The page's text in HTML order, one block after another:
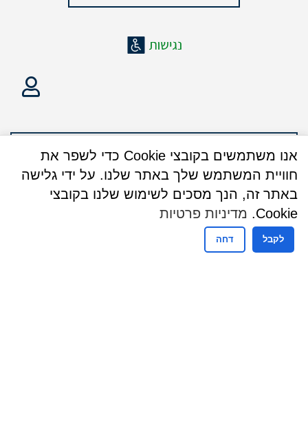
אנו משתמשים בקובצי Cookie כדי לשפר את
חוויית המשתמש שלך באתר שלנו. על ידי גלישה
באתר זה, הנך מסכים לשימוש שלנו בקובצי
Cookie.
מדיניות פרטיות
לקבל דחה